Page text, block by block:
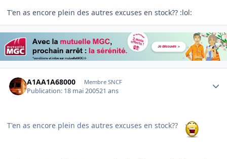
T'en as encore plein des autres excuses en stock?? :lol:
A1AA1A68000 Membre SNCF
Publication: 18 mai 200521 ans
T'en as encore plein des autres excuses en stock??